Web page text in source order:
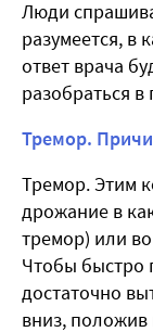
Люди
разумеется, в
ответ врача
разобраться в
Тремор.
Тремор. Этим
дрожание в
тремор) или
Чтобы быстро
достаточно
вниз, положив